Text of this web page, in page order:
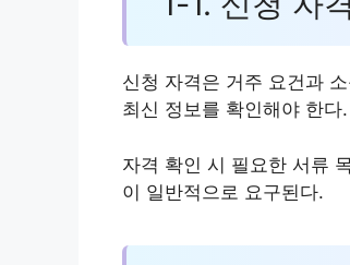
신청 자격은 거주 요건과
최신 정보를 확인해야 한
자격 확인 시 필요한 서류
이 일반적으로 요구된다.